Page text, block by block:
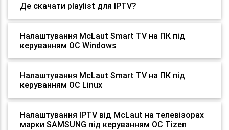
Де скачати playlist для IPTV?
Налаштування McLaut Smart TV на ПК під
керуванням ОС Windows
Налаштування McLaut Smart TV на ПК під
керуванням ОС Linux
Налаштування IPTV від McLaut на телевізорах
марки SAMSUNG під керуванням ОС Tizen